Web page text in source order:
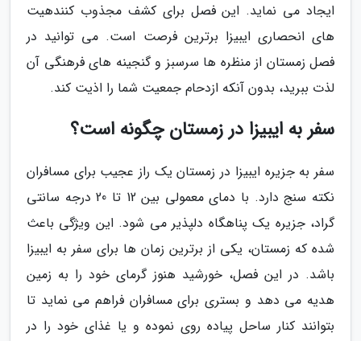
ایجاد می نماید. این فصل برای کشف مجذوب کنندهیت
های انحصاری ایبیزا برترین فرصت است. می توانید در
فصل زمستان از منظره ها سرسبز و گنجینه های فرهنگی آن
لذت ببرید، بدون آنکه ازدحام جمعیت شما را اذیت کند.
سفر به ایبیزا در زمستان چگونه است؟
سفر به جزیره ایبیزا در زمستان یک راز عجیب برای مسافران
نکته سنج دارد. با دمای معمولی بین 12 تا 20 درجه سانتی
گراد، جزیره یک پناهگاه دلپذیر می شود. این ویژگی باعث
شده که زمستان، یکی از برترین زمان ها برای سفر به ایبیزا
باشد. در این فصل، خورشید هنوز گرمای خود را به زمین
هدیه می دهد و بستری برای مسافران فراهم می نماید تا
بتوانند کنار ساحل پیاده روی نموده و یا غذای خود را در